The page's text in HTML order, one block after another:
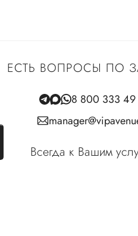
ЕСТЬ ВОПРОСЫ ПО
8 800 333 49
Всегда к Вашим